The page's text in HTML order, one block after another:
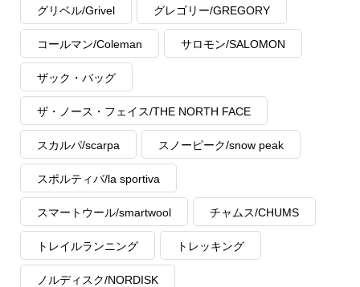
グリベル/Grivel グレゴリー/GREGORY
コールマン/Coleman サロモン/SALOMON
ザック・バッグ
ザ・ノース・フェイス/THE NORTH FACE
スカルパ/scarpa スノーピーク/snow peak
スポルティバ/la sportiva
スマートウール/smartwool チャムス/CHUMS
トレイルランニング トレッキング
ノルディスク/NORDISK